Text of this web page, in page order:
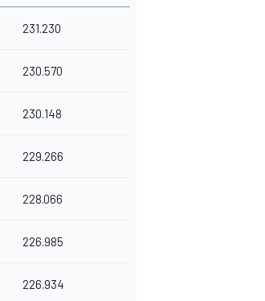
231.230
230.570
230.148
229.266
228.066
226.985
226.934